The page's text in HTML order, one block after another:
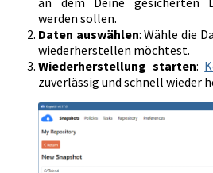
werden sollen.
Daten auswählen: Wähle die
wiederherstellen möchtest.
Wiederherstellung starten:
zuverlässig und schnell wieder